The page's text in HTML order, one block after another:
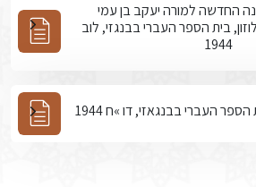
החדשה למורה יעקב בן עמי
בית הספר העברי בבנגזי, לוב
1944
העברי בבנגאזי, דו »ח 1944